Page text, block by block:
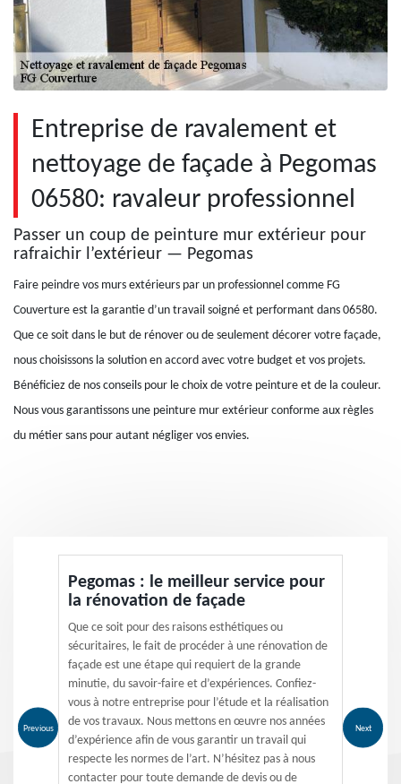
Entreprise de ravalement et
nettoyage de façade à Pegomas
06580: ravaleur professionnel
Passer un coup de peinture mur extérieur pour
rafraichir l’extérieur — Pegomas
Faire peindre vos murs extérieurs par un professionnel comme FG
Couverture est la garantie d’un travail soigné et performant dans 06580.
Que ce soit dans le but de rénover ou de seulement décorer votre façade,
nous choisissons la solution en accord avec votre budget et vos projets.
Bénéficiez de nos conseils pour le choix de votre peinture et de la couleur.
Nous vous garantissons une peinture mur extérieur conforme aux règles
du métier sans pour autant négliger vos envies.
Previous
Pegomas : le meilleur service pour
la rénovation de façade
Que ce soit pour des raisons esthétiques ou
sécuritaires, le fait de procéder à une rénovation de
façade est une étape qui requiert de la grande
minutie, du savoir-faire et d’expériences. Confiez-
vous à notre entreprise pour l’étude et la réalisation
de vos travaux. Nous mettons en œuvre nos années
d’expérience afin de vous garantir un travail qui
respecte les normes de l’art. N’hésitez pas à nous
contacter pour toute demande de devis ou de
Next